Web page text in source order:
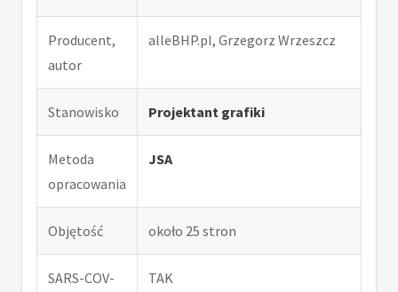
Producent,
autor
alleBHP.pl, Grzegorz Wrzeszcz
Stanowisko Projektant grafiki
Metoda
opracowania
JSA
Objętość około 25 stron
SARS-COV-
TAK